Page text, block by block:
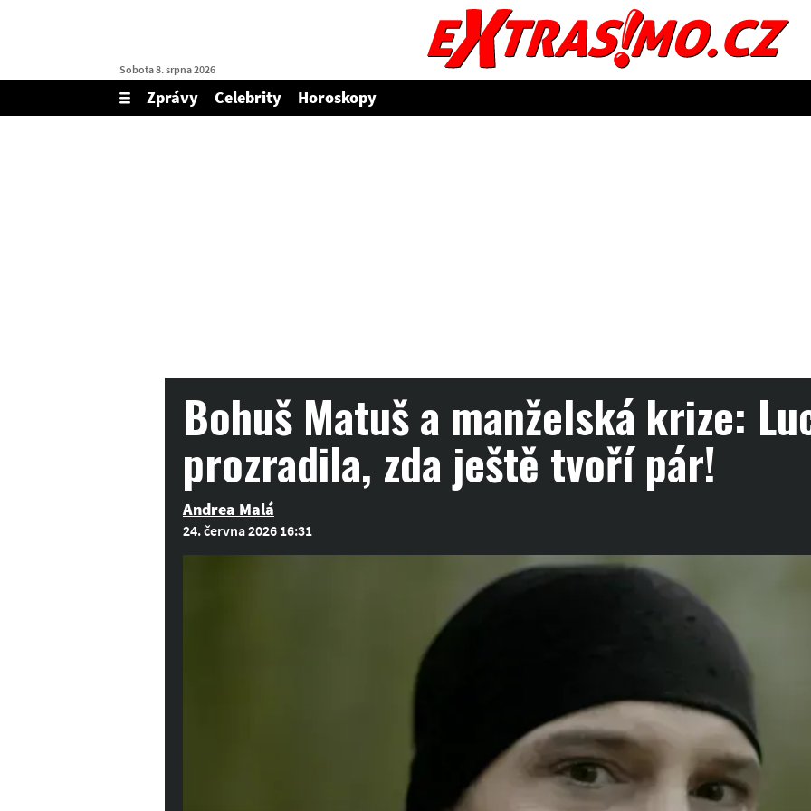
Sobota 8. srpna 2026
Zobrazit/skrýt
menu
Zprávy Celebrity Horoskopy
Bohuš Matuš a manželská krize:
prozradila, zda ještě tvoří pár!
Andrea Malá
24. června 2026 16:31